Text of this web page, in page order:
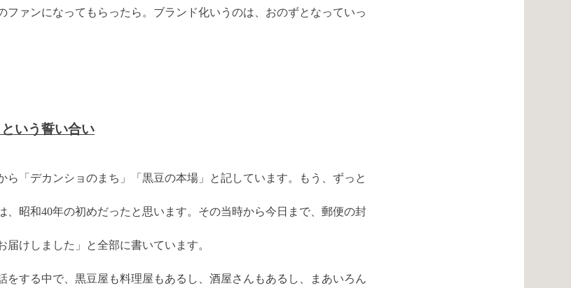
ファンになってもらったら。ブランド化いうのは、おのずとなっていっ
いう誓い合い
ら「デカンショのまち」「黒豆の本場」と記しています。もう、ずっと
、昭和40年の初めだったと思います。その当時から今日まで、郵便の封
けしました」と全部に書いています。
をする中で、黒豆屋も料理屋もあるし、酒屋さんもあるし、まあいろん